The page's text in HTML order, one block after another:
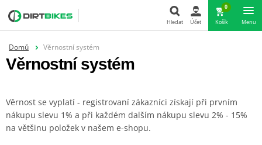
Hledat Účet
0
Košík Menu
Domů Věrnostní systém
Věrnostní systém
Věrnost se vyplatí - registrovaní zákazníci získají při prvním
nákupu slevu 1% a při každém dalším nákupu slevu 2% - 15%
na většinu položek v našem e-shopu.